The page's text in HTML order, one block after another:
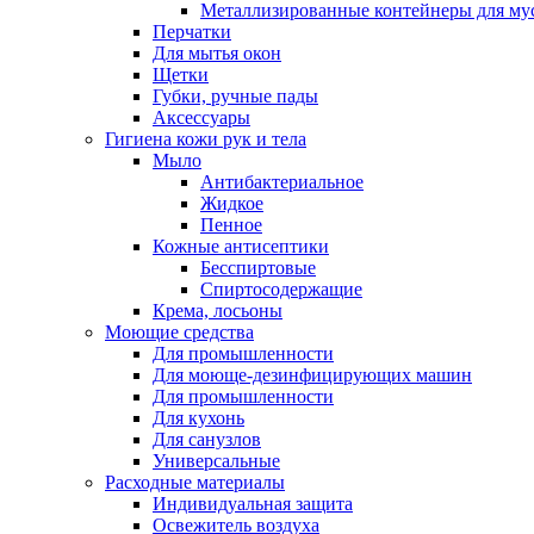
Металлизированные контейнеры для
Перчатки
Для мытья окон
Щетки
Губки, ручные пады
Аксессуары
Гигиена кожи рук и тела
Мыло
Антибактериальное
Жидкое
Пенное
Кожные антисептики
Бесспиртовые
Cпиртосодержащие
Крема, лосьоны
Моющие средства
Для промышленности
Для моюще-дезинфицирующих машин
Для промышленности
Для кухонь
Для санузлов
Универсальные
Расходные материалы
Индивидуальная защита
Освежитель воздуха